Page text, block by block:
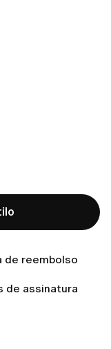
de reembolso
de assinatura
meu plano de